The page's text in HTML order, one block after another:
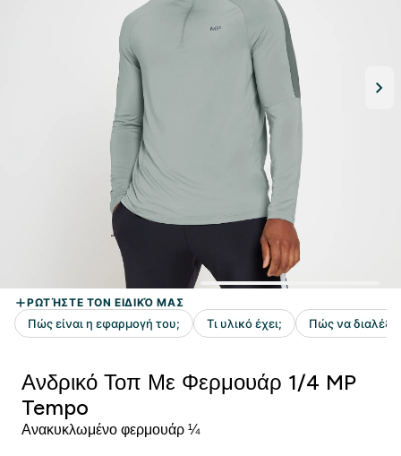
Ανδρικό Τοπ Με Φερμουάρ 1/4 MP
Tempo
Ανακυκλωμένο φερμουάρ ¼